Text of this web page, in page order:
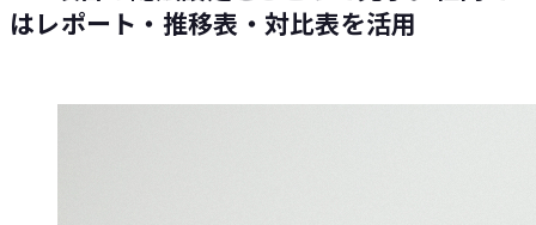
はレポート・推移表・対比表を活用